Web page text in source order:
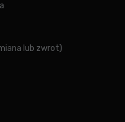
lub zwrot)